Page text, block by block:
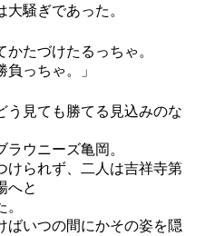
騒ぎであった。
かたづけたるっちゃ。
っちゃ。」
う見ても勝てる見込みのな
ウニーズ亀岡。
けられず、二人は吉祥寺第
へと
ばいつの間にかその姿を隠